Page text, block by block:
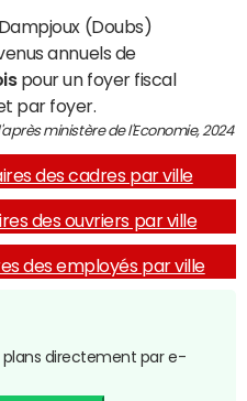
(Doubs)
annuels de
pour un foyer fiscal
par foyer.
ministère de l'Economie, 2024
des cadres par ville
des ouvriers par ville
des employés par ville
plans directement par e-